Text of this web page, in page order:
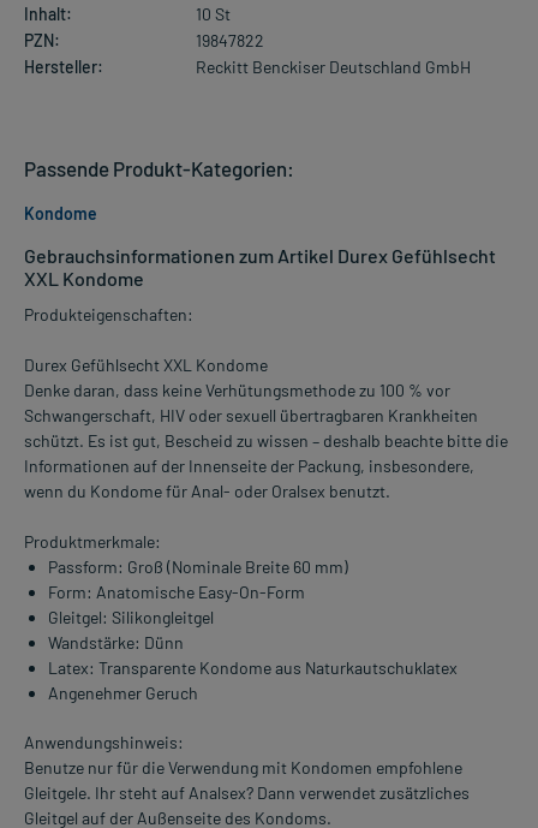
Inhalt:
10 St
PZN:
19847822
Hersteller:
Reckitt Benckiser Deutschland GmbH
Gebrauchsinformationen zum Artikel Durex Gefühlsecht
XXL Kondome
Produkteigenschaften:
Durex Gefühlsecht XXL Kondome
Denke daran, dass keine Verhütungsmethode zu 100 % vor
Schwangerschaft, HIV oder sexuell übertragbaren Krankheiten
schützt. Es ist gut, Bescheid zu wissen – deshalb beachte bitte die
Informationen auf der Innenseite der Packung, insbesondere,
wenn du Kondome für Anal- oder Oralsex benutzt.
Produktmerkmale:
Passform: Groß (Nominale Breite 60 mm)
Form: Anatomische Easy-On-Form
Gleitgel: Silikongleitgel
Wandstärke: Dünn
Latex: Transparente Kondome aus Naturkautschuklatex
Angenehmer Geruch
Anwendungshinweis:
Benutze nur für die Verwendung mit Kondomen empfohlene
Gleitgele. Ihr steht auf Analsex? Dann verwendet zusätzliches
Gleitgel auf der Außenseite des Kondoms.
Passende Produkt-Kategorien:
Kondome